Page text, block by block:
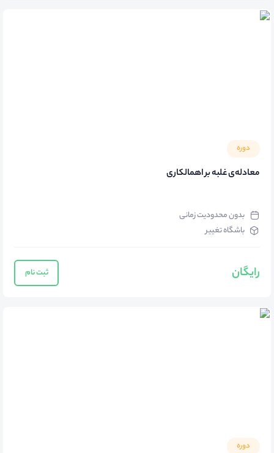
دوره
معادله‌ی غلبه بر اهمالکاری
بدون محدودیت زمانی
باشگاه تغییر
رایگان ثبت نام
دوره